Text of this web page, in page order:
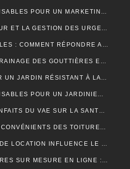
LES OUTILS INDISPENSABLES POUR UN MARKETING DIGITAL RÉUSSI
L’ÉLAGUEUR GRIMPEUR ET LA GESTION DES URGENCES SUR LES ARBRES DANGEREUX
BOUTIQUES DE MEUBLES : COMMENT RÉPONDRE AUX EXIGENCES DES CLIENTS POINTILLEUX ?
POURQUOI UN BON DRAINAGE DES GOUTTIÈRES EST ESSENTIEL POUR VOTRE MAISON ?
LES SOLUTIONS POUR UN JARDIN RÉSISTANT À LA SÉCHERESSE
LES OUTILS INDISPENSABLES POUR UN JARDINIER PROFESSIONNEL
QUELS SONT LES BIENFAITS DU VAE SUR LA SANTÉ ?
LES AVANTAGES ET INCONVÉNIENTS DES TOITURES EN BARDEAUX
COMMENT LA DURÉE DE LOCATION INFLUENCE LE PRIX D’UNE BENNE ?
ACHETER DES FENÊTRES SUR MESURE EN LIGNE : GUIDE ET ASTUCES